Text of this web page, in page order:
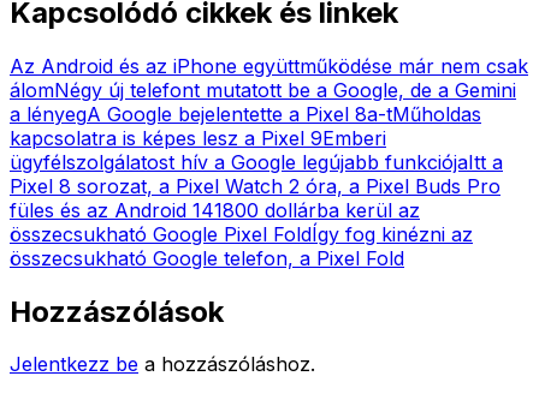
Kapcsolódó cikkek és linkek
Az Android és az iPhone együttműködése már nem csak
álomNégy új telefont mutatott be a Google, de a Gemini
a lényegA Google bejelentette a Pixel 8a-tMűholdas
kapcsolatra is képes lesz a Pixel 9Emberi
ügyfélszolgálatost hív a Google legújabb funkciójaItt a
Pixel 8 sorozat, a Pixel Watch 2 óra, a Pixel Buds Pro
füles és az Android 141800 dollárba kerül az
összecsukható Google Pixel FoldÍgy fog kinézni az
összecsukható Google telefon, a Pixel Fold
Hozzászólások
Jelentkezz be a hozzászóláshoz.